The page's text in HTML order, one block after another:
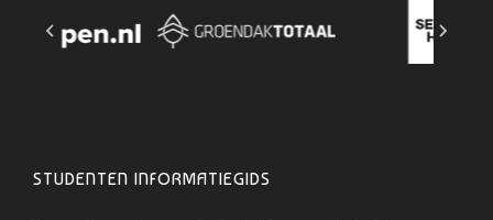
STUDENTEN INFORMATIEGIDS